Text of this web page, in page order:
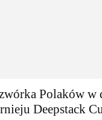
Polaków w
Deepstack